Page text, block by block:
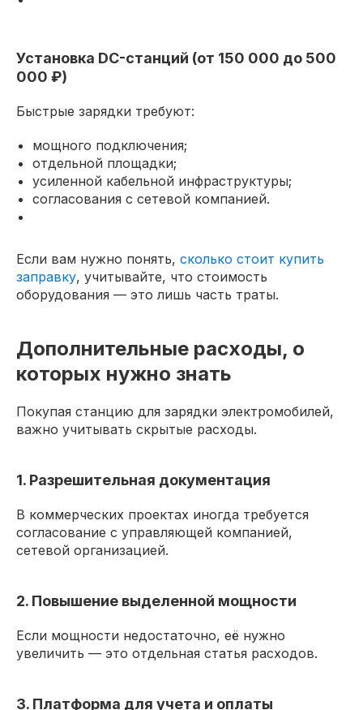
Установка DC-станций (от 150 000 до 500
000 ₽)
Быстрые зарядки требуют:
мощного подключения;
отдельной площадки;
усиленной кабельной инфраструктуры;
согласования с сетевой компанией.
Если вам нужно понять, сколько стоит купить
заправку, учитывайте, что стоимость
оборудования — это лишь часть траты.
Дополнительные расходы, о
которых нужно знать
Покупая станцию для зарядки электромобилей,
важно учитывать скрытые расходы.
1. Разрешительная документация
В коммерческих проектах иногда требуется
согласование с управляющей компанией,
сетевой организацией.
2. Повышение выделенной мощности
Если мощности недостаточно, её нужно
увеличить — это отдельная статья расходов.
3. Платформа для учета и оплаты